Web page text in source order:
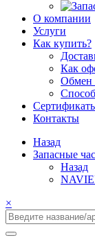
О компании
Услуги
Как купить?
Как
Обмен
Контакты
Назад
Запасные
Назад
×